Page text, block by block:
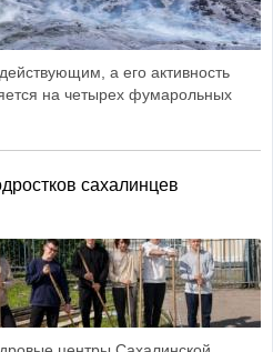
а его активность
на четырех фумарольных
сахалинцев